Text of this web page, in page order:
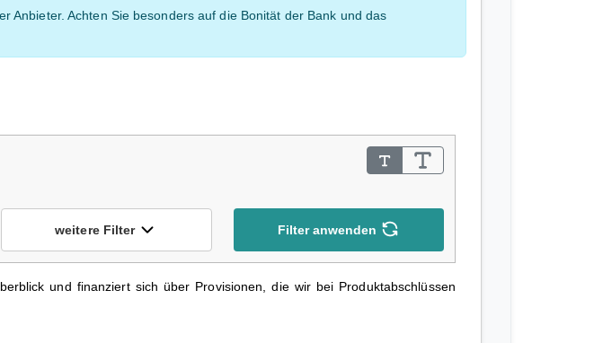
Anbieter. Achten Sie besonders auf die Bonität der Bank und das
weitere Filter Filter anwenden
und finanziert sich über Provisionen, die wir bei Produktabschlüssen